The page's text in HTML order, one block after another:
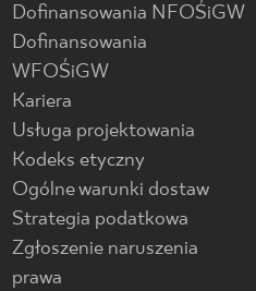
Dofinansowania NFOŚiGW
Dofinansowania
WFOŚiGW
Kariera
Usługa projektowania
Kodeks etyczny
Ogólne warunki dostaw
Strategia podatkowa
Zgłoszenie naruszenia
prawa